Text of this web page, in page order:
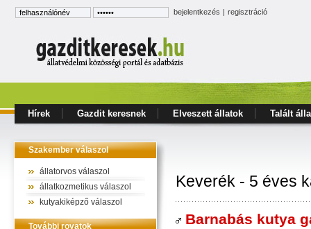
bejelentkezés | regisztráció
Hírek Gazdit keresnek Elveszett állatok Talált
Szakember válaszol
állatorvos válaszol
állatkozmetikus válaszol
kutyakiképző válaszol
További rovatok
Keverék - 5 éves
Barnabás kutya